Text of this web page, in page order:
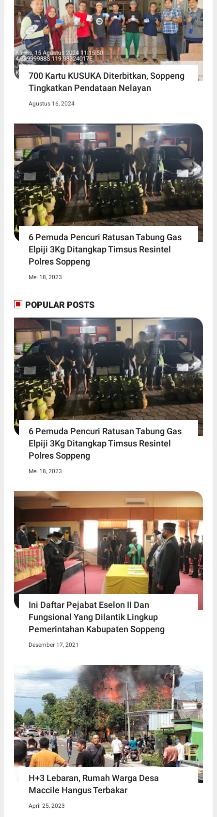
700 Kartu KUSUKA Diterbitkan, Soppeng
Tingkatkan Pendataan Nelayan
Agustus 16, 2024
6 Pemuda Pencuri Ratusan Tabung Gas
Elpiji 3Kg Ditangkap Timsus Resintel
Polres Soppeng
Mei 18, 2023
POPULAR POSTS
6 Pemuda Pencuri Ratusan Tabung Gas
Elpiji 3Kg Ditangkap Timsus Resintel
Polres Soppeng
Mei 18, 2023
Ini Daftar Pejabat Eselon II Dan
Fungsional Yang Dilantik Lingkup
Pemerintahan Kabupaten Soppeng
Desember 17, 2021
H+3 Lebaran, Rumah Warga Desa
Maccile Hangus Terbakar
April 25, 2023